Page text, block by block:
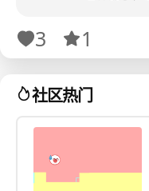
3 1
社区热门